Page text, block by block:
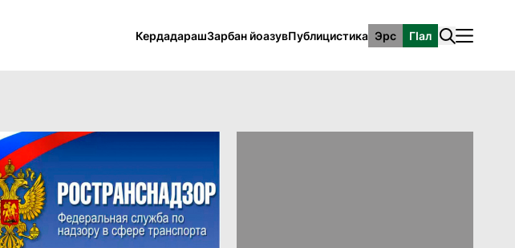
КердадарашЗарбан йоазувПублицистика Эрс ГӀал